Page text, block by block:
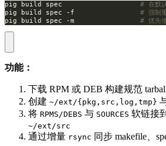
pig build spec # 在默
pig build spec -f # 强制
pig build spec -m # 优先
功能：
下载 RPM 或 DEB 构建规范
创建 ~/ext/{pkg,src,log,tmp}
将 RPMS/DEBS 与 SOURCES 软链接到
~/ext/src
通过增量 rsync 同步 makefile、